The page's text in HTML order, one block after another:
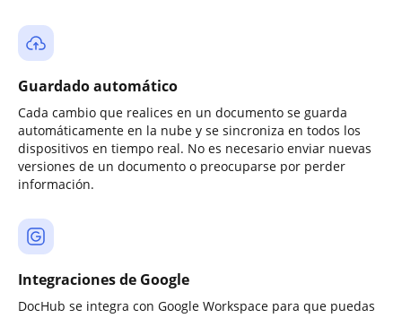
Guardado automático
Cada cambio que realices en un documento se guarda
automáticamente en la nube y se sincroniza en todos los
dispositivos en tiempo real. No es necesario enviar nuevas
versiones de un documento o preocuparse por perder
información.
Integraciones de Google
DocHub se integra con Google Workspace para que puedas